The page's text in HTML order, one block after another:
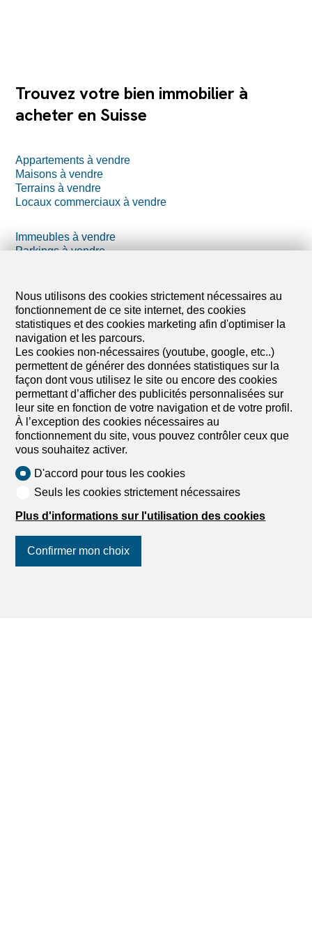
Trouvez votre bien immobilier à
acheter en Suisse
Appartements à vendre
Maisons à vendre
Terrains à vendre
Locaux commerciaux à vendre
Immeubles à vendre
Parkings à vendre
Exploitation agricole à vendre
Annexes à vendre
Nous utilisons des cookies strictement nécessaires au
fonctionnement de ce site internet, des cookies
statistiques et des cookies marketing afin d'optimiser la
navigation et les parcours.
Les cookies non-nécessaires (youtube, google, etc..)
permettent de générer des données statistiques sur la
façon dont vous utilisez le site ou encore des cookies
permettant d’afficher des publicités personnalisées sur
leur site en fonction de votre navigation et de votre profil.
À l’exception des cookies nécessaires au
fonctionnement du site, vous pouvez contrôler ceux que
vous souhaitez activer.
D'accord pour tous les cookies
Seuls les cookies strictement nécessaires
Plus d'informations sur l'utilisation des cookies
Confirmer mon choix